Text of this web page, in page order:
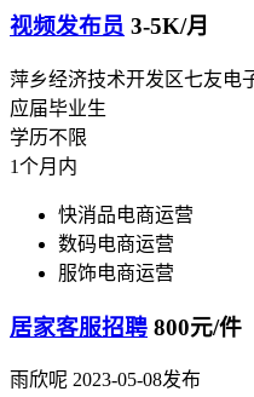
视频发布员 3-5K/月
萍乡经济技术开发区七友电
应届毕业生
学历不限
1个月内
快消品电商运营
数码电商运营
服饰电商运营
居家客服招聘 800元/件
雨欣呢 2023-05-08发布